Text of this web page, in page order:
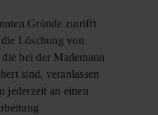
Gründe zutrifft
Löschung von
bei der Mademann
sind, veranlassen
jederzeit an einen